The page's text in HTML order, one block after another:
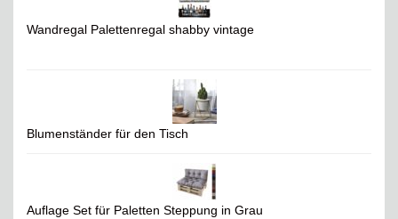
Wandregal Palettenregal shabby vintage
Blumenständer für den Tisch
Auflage Set für Paletten Steppung in Grau